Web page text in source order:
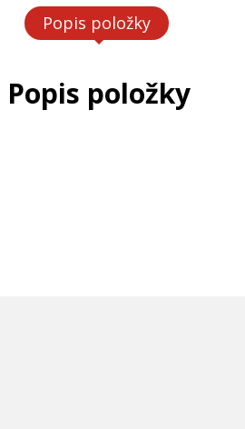
Popis položky
Popis položky